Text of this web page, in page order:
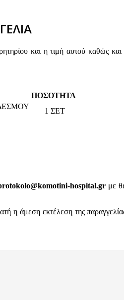
και η τιμή αυτού καθώς
ΠΟΣΟΤΗΤΑ
1 ΣΕΤ
hospital.grμε
η άμεση εκτέλεση της